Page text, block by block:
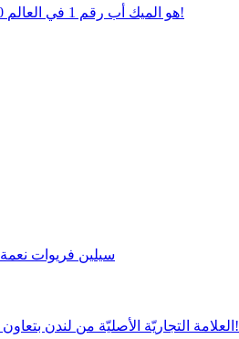
ميك أب أستي لاودر Double Wear Stay-in-Place SPF10 هو الميك أب رقم 1 في العالم!
سيلين فريوات
سوپر- فارم تطلق TANGLE TEEZER العلامة التجاريّة الأصليّة من لندن بتعاون تجاري مع لايف!